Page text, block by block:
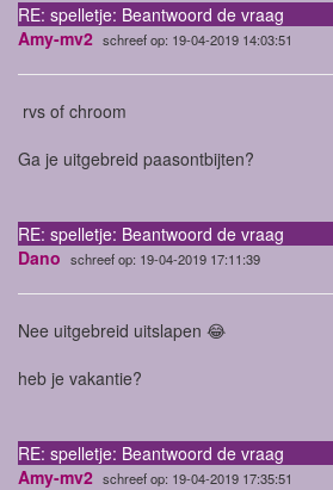
RE: spelletje: Beantwoord de vraag
Amy-mv2 schreef op: 19-04-2019 14:03:51
rvs of chroom
Ga je uitgebreid paasontbijten?
RE: spelletje: Beantwoord de vraag
Dano schreef op: 19-04-2019 17:11:39
Nee uitgebreid uitslapen 😂
heb je vakantie?
RE: spelletje: Beantwoord de vraag
Amy-mv2 schreef op: 19-04-2019 17:35:51